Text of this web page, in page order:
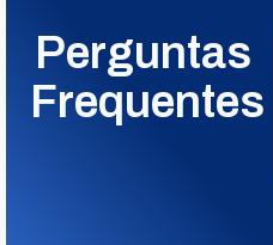
Perguntas
Frequentes